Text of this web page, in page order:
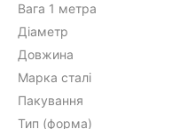
Вага 1 метра
Діаметр
Довжина
Марка сталі
Пакування
Тип (форма)